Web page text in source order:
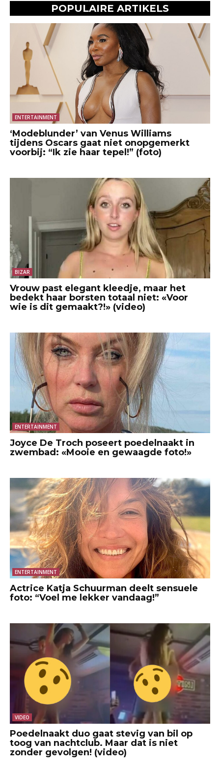
POPULAIRE ARTIKELS
ENTERTAINMENT
‘Modeblunder’ van Venus Williams
tijdens Oscars gaat niet onopgemerkt
voorbij: “Ik zie haar tepel!” (foto)
BIZAR
Vrouw past elegant kleedje, maar het
bedekt haar borsten totaal niet: «Voor
wie is dit gemaakt?!» (video)
ENTERTAINMENT
Joyce De Troch poseert poedelnaakt in
zwembad: «Mooie en gewaagde foto!»
ENTERTAINMENT
Actrice Katja Schuurman deelt sensuele
foto: “Voel me lekker vandaag!”
VIDEO
Poedelnaakt duo gaat stevig van bil op
toog van nachtclub. Maar dat is niet
zonder gevolgen! (video)